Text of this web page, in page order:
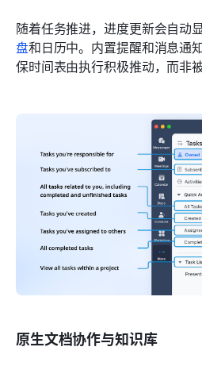
随着任务推进，进度更新会自动
盘和日历中。内置提醒和消息通
保时间表由执行积极推动，而非
原生文档协作与知识库